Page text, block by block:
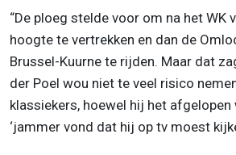
“De ploeg stelde voor om na het WK
hoogte te vertrekken en dan de
Brussel-Kuurne te rijden. Maar dat
der Poel wou niet te veel risico
klassiekers, hoewel hij het afgelopen
‘jammer vond dat hij op tv moest